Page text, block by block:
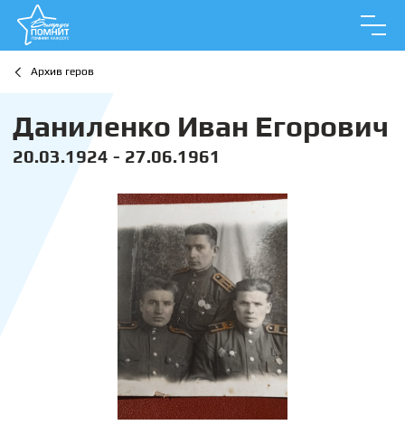
Архив геров
Даниленко Иван Егорович
20.03.1924 - 27.06.1961